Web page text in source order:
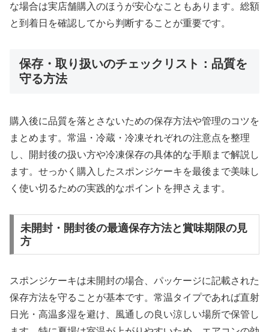
な場合は実店舗購入のほうが安心なこともあります。総額
と到着日を確認してから判断することが重要です。
保存・取り扱いのチェックリスト：品質を
守る方法
購入後に品質を落とさないための保存方法や管理のコツを
まとめます。常温・冷蔵・冷凍それぞれの注意点を整理
し、開封後の扱い方や冷凍保存の具体的な手順まで解説し
ます。せっかく購入したスポンジケーキを最後まで美味し
く使い切るための実践的なポイントを押さえます。
未開封・開封後の最適保存方法と賞味期限の見
方
スポンジケーキは未開封の場合、パッケージに記載された
保存方法を守ることが基本です。常温タイプであれば直射
日光・高温多湿を避け、風通しの良い涼しい場所で保管し